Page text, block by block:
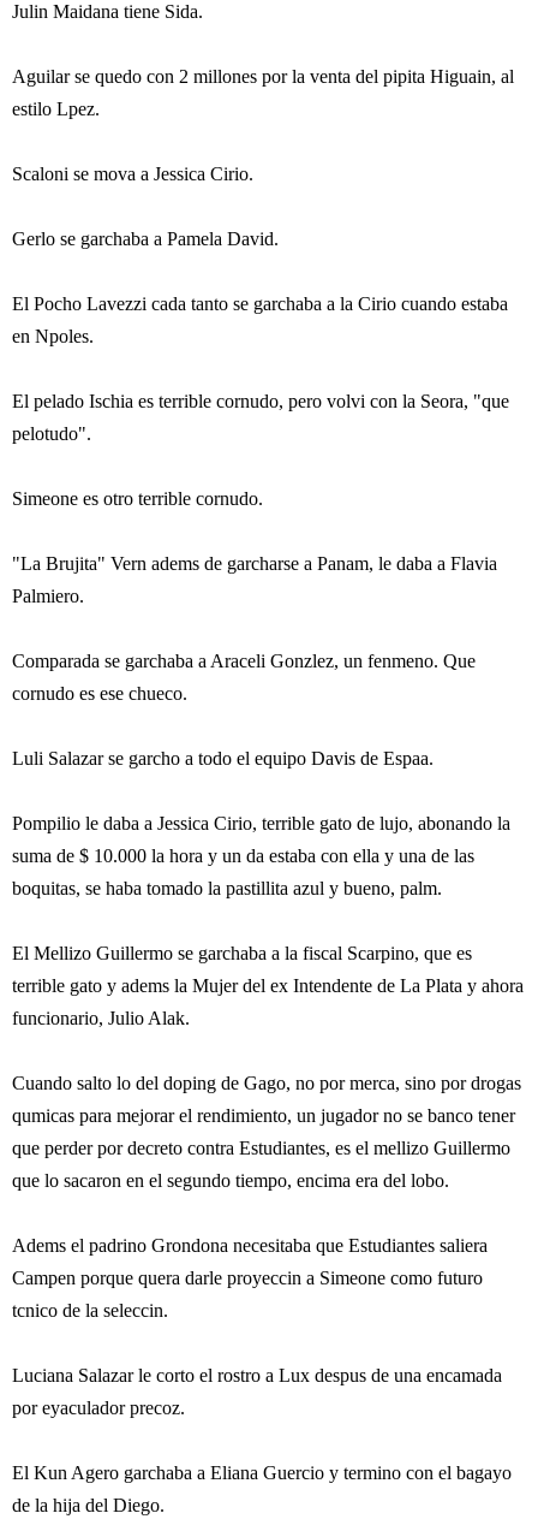
Julin Maidana tiene Sida.
Aguilar se quedo con 2 millones por la venta del pipita Higuain, al
estilo Lpez.
Scaloni se mova a Jessica Cirio.
Gerlo se garchaba a Pamela David.
El Pocho Lavezzi cada tanto se garchaba a la Cirio cuando estaba
en Npoles.
El pelado Ischia es terrible cornudo, pero volvi con la Seora, "que
pelotudo".
Simeone es otro terrible cornudo.
"La Brujita" Vern adems de garcharse a Panam, le daba a Flavia
Palmiero.
Comparada se garchaba a Araceli Gonzlez, un fenmeno. Que
cornudo es ese chueco.
Luli Salazar se garcho a todo el equipo Davis de Espaa.
Pompilio le daba a Jessica Cirio, terrible gato de lujo, abonando la
suma de $ 10.000 la hora y un da estaba con ella y una de las
boquitas, se haba tomado la pastillita azul y bueno, palm.
El Mellizo Guillermo se garchaba a la fiscal Scarpino, que es
terrible gato y adems la Mujer del ex Intendente de La Plata y ahora
funcionario, Julio Alak.
Cuando salto lo del doping de Gago, no por merca, sino por drogas
qumicas para mejorar el rendimiento, un jugador no se banco tener
que perder por decreto contra Estudiantes, es el mellizo Guillermo
que lo sacaron en el segundo tiempo, encima era del lobo.
Adems el padrino Grondona necesitaba que Estudiantes saliera
Campen porque quera darle proyeccin a Simeone como futuro
tcnico de la seleccin.
Luciana Salazar le corto el rostro a Lux despus de una encamada
por eyaculador precoz.
El Kun Agero garchaba a Eliana Guercio y termino con el bagayo
de la hija del Diego.